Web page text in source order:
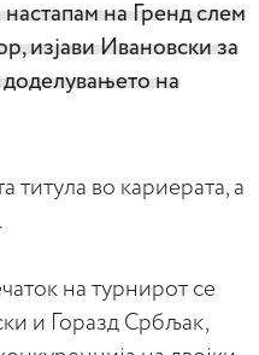
на Гренд слем
изјави Ивановски за
на
титула во кариерата, а
на турнирот се
и Горазд Србљак,